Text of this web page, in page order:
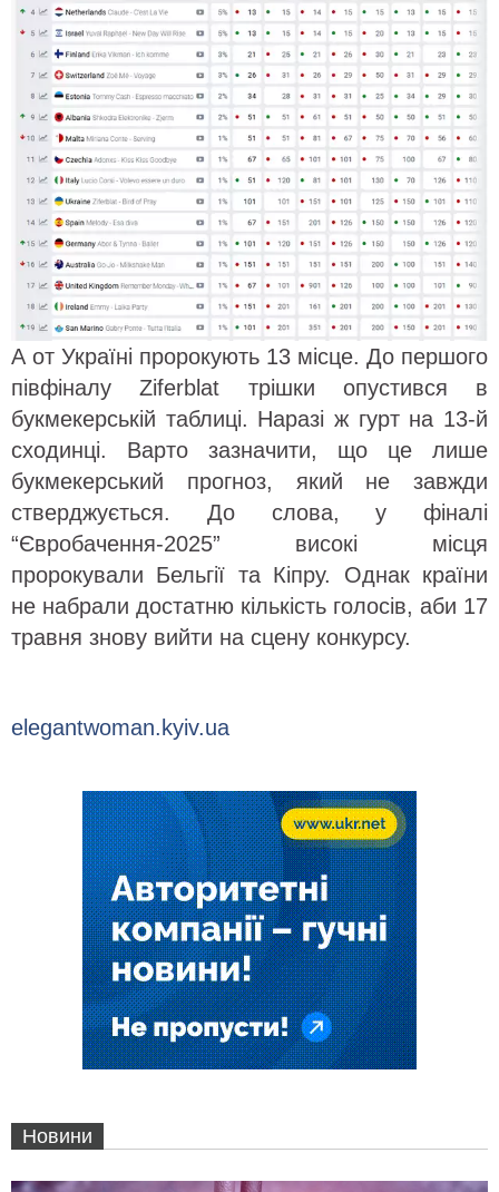
А от Україні пророкують 13 місце. До першого
півфіналу Ziferblat трішки опустився в
букмекерській таблиці. Наразі ж гурт на 13-й
сходинці. Варто зазначити, що це лише
букмекерський прогноз, який не завжди
стверджується. До слова, у фіналі
“Євробачення-2025” високі місця
пророкували Бельгії та Кіпру. Однак країни
не набрали достатню кількість голосів, аби 17
травня знову вийти на сцену конкурсу.
elegantwoman.kyiv.ua
Новини